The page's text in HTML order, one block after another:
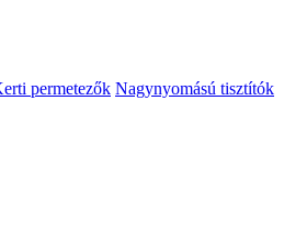
permetezők Nagynyomású tisztítók